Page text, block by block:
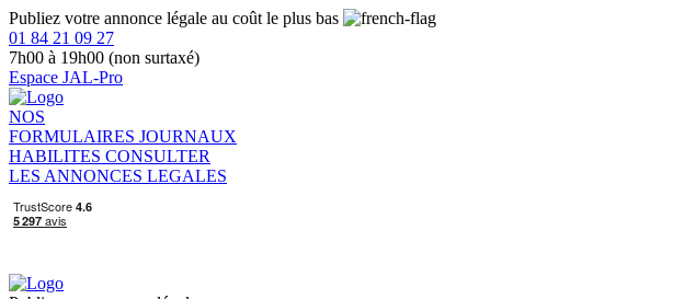
Publiez votre annonce légale au coût le plus bas
01 84 21 09 27
7h00 à 19h00 (non surtaxé)
Espace JAL-Pro
NOS
FORMULAIRES JOURNAUX
HABILITES CONSULTER
LES ANNONCES LEGALES